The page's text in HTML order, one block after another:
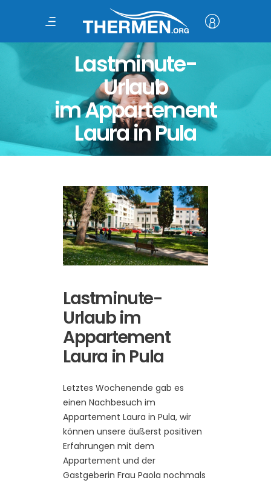
Lastminute-
Urlaub
im Appartement
Laura in Pula
Lastminute-
Urlaub im
Appartement
Laura in Pula
Letztes Wochenende gab es
einen Nachbesuch im
Appartement Laura in Pula, wir
können unsere äußerst positiven
Erfahrungen mit dem
Appartement und der
Gastgeberin Frau Paola nochmals